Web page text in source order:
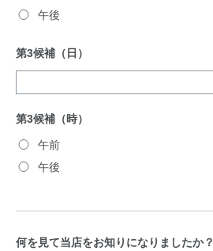
午後
第3候補（日）
第3候補（時）
午前
午後
何を見て当店をお知りになりましたか？